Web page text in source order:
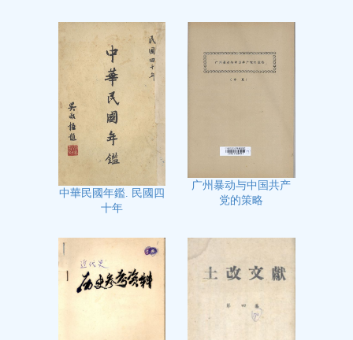
中華民國年鑑. 民國四
十年
广州暴动与中国共产
党的策略